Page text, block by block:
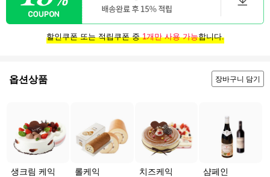
할인쿠폰 또는 적립쿠폰 중1개만 사용 가능합니다.
옵션상품 장바구니 담기
생크림 케익
롤케익
치즈케익
샴페인